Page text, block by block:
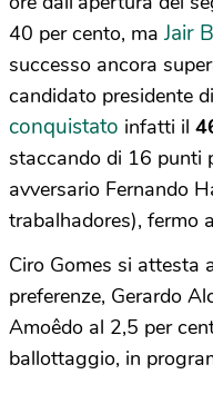
40 per cento, maJair
successo ancora
candidato presidente
conquistato infatti il
staccando di 16 punti
avversario Fernando
trabalhadores), fermo
Ciro Gomes si attesta
preferenze, Gerardo
Amoêdo al 2,5 per
ballottaggio, in